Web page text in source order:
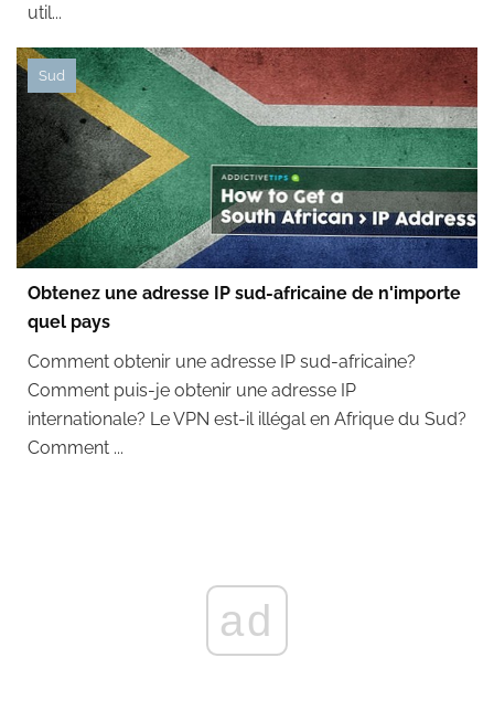
util...
Sud
Obtenez une adresse IP sud-africaine de n'importe
quel pays
Comment obtenir une adresse IP sud-africaine?
Comment puis-je obtenir une adresse IP
internationale? Le VPN est-il illégal en Afrique du Sud?
Comment ...
ad